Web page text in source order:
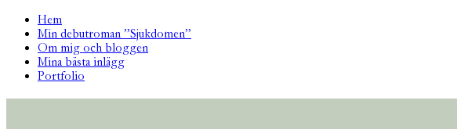
Hem
Min debutroman ”Sjukdomen”
Om mig och bloggen
Mina bästa inlägg
Portfolio